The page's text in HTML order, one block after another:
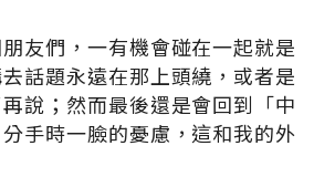
友們，一有機會碰在一起就是
去話題永遠在那上頭繞，或者是
說；然而最後還是會回到「中
手時一臉的憂慮，這和我的外